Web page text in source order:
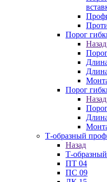
Порог
Назад
Порог
Назад
Т-образный
Назад
Т-
ПТ 04
ПС 09